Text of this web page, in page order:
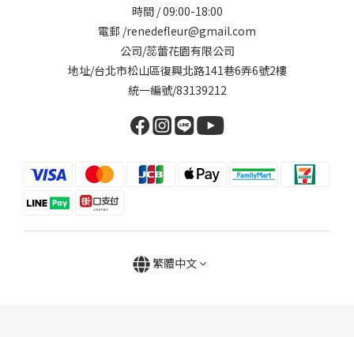
時間 / 09:00-18:00
電郵 /renedefleur@gmail.com
公司/蕊蕾花園有限公司
地址/台北市松山區復興北路141巷6弄6號2樓
統一編號/83139212
繁體中文